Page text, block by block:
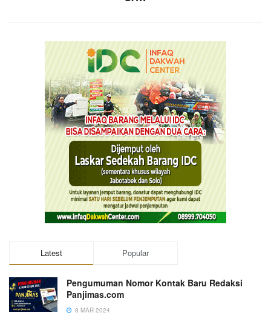
Latest Popular
Pengumuman Nomor Kontak Baru Redaksi
Panjimas.com
8 MAR 2024